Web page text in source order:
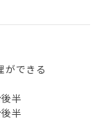
ができる
半
半